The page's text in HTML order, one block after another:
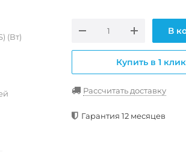
(Вт)
В
Купить в 1 клик
Рассчитать доставку
Гарантия 12 месяцев